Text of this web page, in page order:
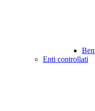
Enti controllati